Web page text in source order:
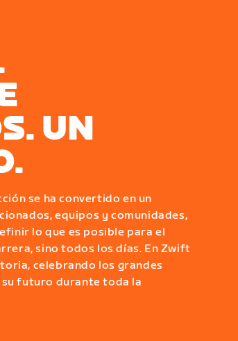
UN
se ha convertido en un
equipos y comunidades,
lo que es posible para el
sino todos los días. En Zwift
celebrando los grandes
futuro durante toda la